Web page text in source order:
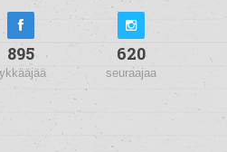
895 620
seuraajaa